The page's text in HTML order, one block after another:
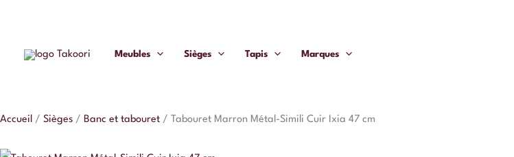
contenu
Meubles Sièges Tapis Marques
Accueil / Sièges / Banc et tabouret / Tabouret Marron Métal-Simili Cuir Ixia 47 cm
Tabouret
Ixia